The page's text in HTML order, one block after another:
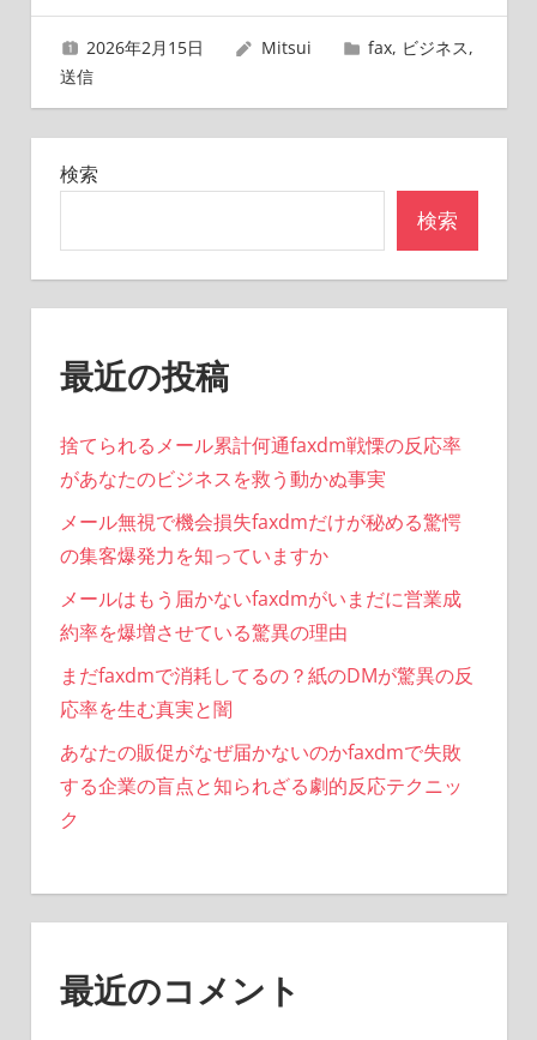
ゲ
ー
シ
ョ
2026年2月15日 Mitsui fax, ビジネス,
送信
検索
検索
最近の投稿
捨てられるメール累計何通faxdm戦慄の反応率
があなたのビジネスを救う動かぬ事実
メール無視で機会損失faxdmだけが秘める驚愕
の集客爆発力を知っていますか
メールはもう届かないfaxdmがいまだに営業成
約率を爆増させている驚異の理由
まだfaxdmで消耗してるの？紙のDMが驚異の反
応率を生む真実と闇
あなたの販促がなぜ届かないのかfaxdmで失敗
する企業の盲点と知られざる劇的反応テクニッ
ク
最近のコメント